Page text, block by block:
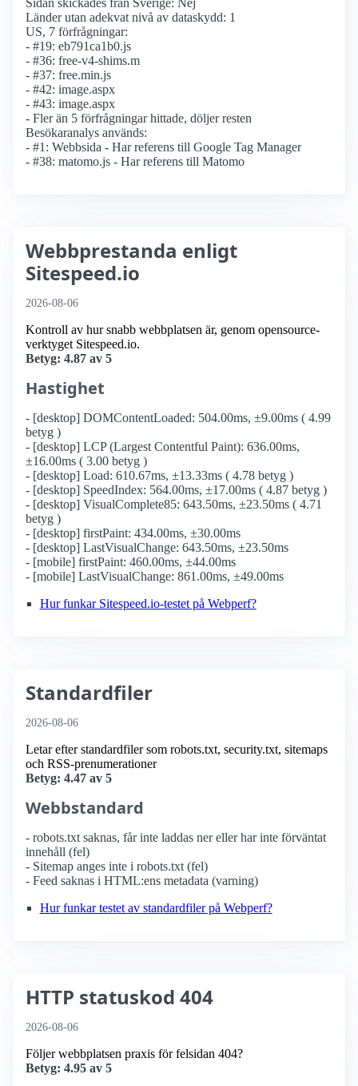
Sidan skickades från Sverige: Nej
Länder utan adekvat nivå av dataskydd: 1
US, 7 förfrågningar:
- #19: eb791ca1b0.js
- #36: free-v4-shims.m
- #37: free.min.js
- #42: image.aspx
- #43: image.aspx
- Fler än 5 förfrågningar hittade, döljer resten
Besökaranalys används:
- #1: Webbsida - Har referens till Google Tag Manager
- #38: matomo.js - Har referens till Matomo
Webbprestanda enligt
Sitespeed.io
2026-08-06
Kontroll av hur snabb webbplatsen är, genom opensource-
verktyget Sitespeed.io.
Betyg: 4.87 av 5
Hastighet
- [desktop] DOMContentLoaded: 504.00ms, ±9.00ms ( 4.99
betyg )
- [desktop] LCP (Largest Contentful Paint): 636.00ms,
±16.00ms ( 3.00 betyg )
- [desktop] Load: 610.67ms, ±13.33ms ( 4.78 betyg )
- [desktop] SpeedIndex: 564.00ms, ±17.00ms ( 4.87 betyg )
- [desktop] VisualComplete85: 643.50ms, ±23.50ms ( 4.71
betyg )
- [desktop] firstPaint: 434.00ms, ±30.00ms
- [desktop] LastVisualChange: 643.50ms, ±23.50ms
- [mobile] firstPaint: 460.00ms, ±44.00ms
- [mobile] LastVisualChange: 861.00ms, ±49.00ms
Hur funkar Sitespeed.io-testet på Webperf?
Standardfiler
2026-08-06
Letar efter standardfiler som robots.txt, security.txt, sitemaps
och RSS-prenumerationer
Betyg: 4.47 av 5
Webbstandard
- robots.txt saknas, får inte laddas ner eller har inte förväntat
innehåll (fel)
- Sitemap anges inte i robots.txt (fel)
- Feed saknas i HTML:ens metadata (varning)
Hur funkar testet av standardfiler på Webperf?
HTTP statuskod 404
2026-08-06
Följer webbplatsen praxis för felsidan 404?
Betyg: 4.95 av 5